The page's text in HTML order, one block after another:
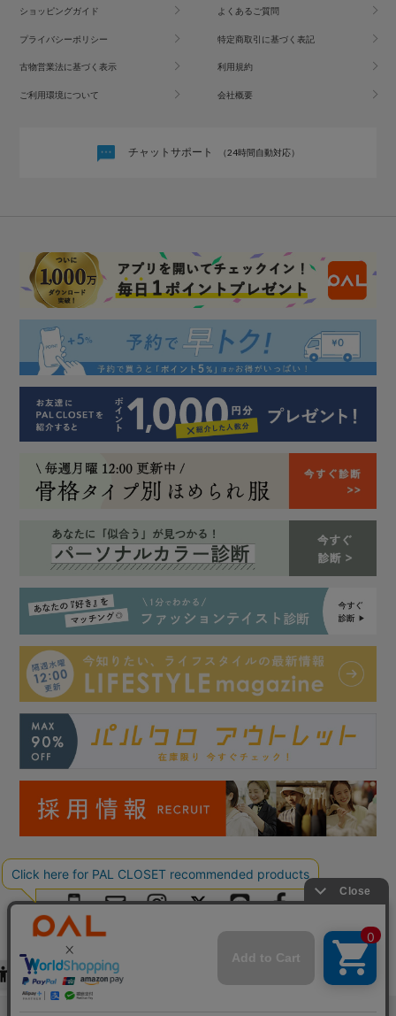
ショッピングガイド よくあるご質問
プライバシーポリシー 特定商取引に基づく表記
古物営業法に基づく表示 利用規約
ご利用環境について 会社概要
チャットサポート （24時間自動対応）